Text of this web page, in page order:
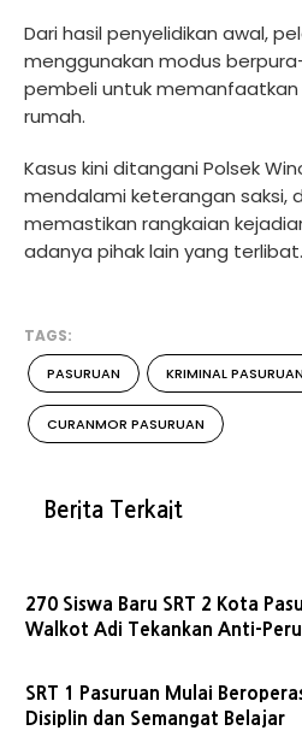
Dari hasil penyelidikan awal,
menggunakan modus
pembeli untuk
rumah.
Kasus kini ditangani Polsek
mendalami keterangan saksi,
memastikan rangkaian
adanya pihak lain yang
TAGS:
PASURUAN KRIMINAL PASURUAN
CURANMOR PASURUAN
Berita Terkait
270 Siswa Baru SRT 2 Kota
Walkot Adi Tekankan Anti-
SRT 1 Pasuruan Mulai
Disiplin dan Semangat Belajar